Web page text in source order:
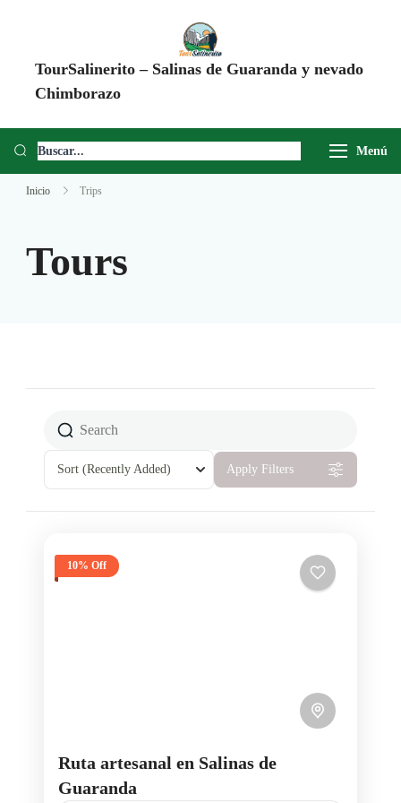
TourSalinerito – Salinas de Guaranda y nevado
Chimborazo
Chimborazo, Minas de Sal, Quesera El Salinerito, Chocolates El
Menú
Inicio Trips
Tours
Sort (Recently Added) Apply Filters
10% Off
Ruta artesanal en Salinas de
Guaranda